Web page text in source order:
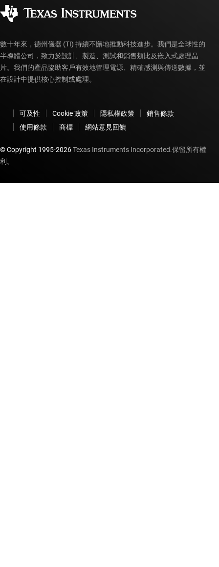
myTI 帳戶常見問題解答
數十年來，德州儀器 (TI) 持續不懈地推動科技進步。我們是全球性的
半導體公司，致力於設計、製造、測試和銷售類比及嵌入式處理晶
片。我們的產品協助客戶有效地管理電源、精確感測與傳送數據，並
在設計中提供核心控制或處理。
可及性 Cookie 政策 隱私權政策
銷售條款
使用條款
商標 網站意見回饋
© Copyright 1995-2026Texas Instruments Incorporated.保留所有權
利。